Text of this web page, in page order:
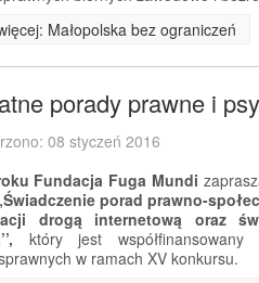
Małopolska bez ograniczeń
porady prawne i
08 styczeń 2016
Fundacja Fuga Mundi
porad prawno-
drogą internetową oraz
który jest
w ramach XV konkursu.